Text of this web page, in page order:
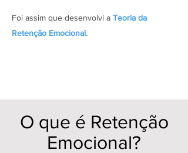
Foi assim que desenvolvi a Teoria da
Retenção Emocional.
O que é Retenção
Emocional?